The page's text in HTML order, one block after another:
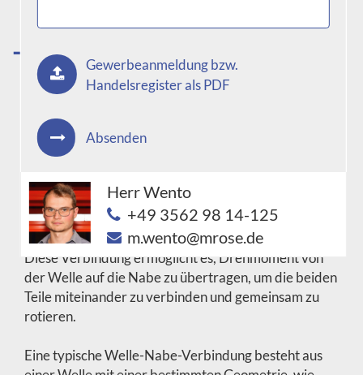
Wie funktioniert eine Welle-Nabe-
Verbindung und welche Vorteile bietet
sie gegenüber anderen
Verbindungsmethoden?
Eine Welle-Nabe-Verbindung ist eine mechanische
Verbindung zwischen einer Welle und einer Nabe,
die häufig in rotierenden Maschinen und Geräten wie
Motoren, Getrieben und Pumpen verwendet wird.
Diese Verbindung ermöglicht es, Drehmoment von
der Welle auf die Nabe zu übertragen, um die beiden
Teile miteinander zu verbinden und gemeinsam zu
rotieren.
Eine typische Welle-Nabe-Verbindung besteht aus
Gewerbeanmeldung bzw.
Handelsregister als PDF
Absenden
Herr Wento
+49 3562 98 14-125
m.wento@mrose.de